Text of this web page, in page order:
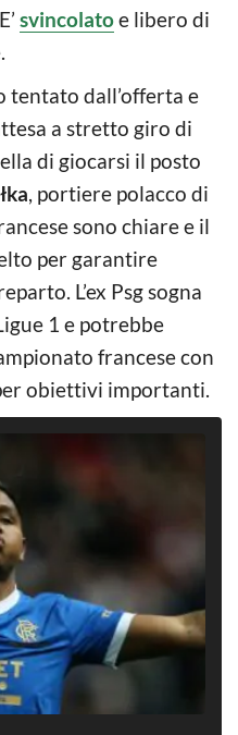
svincolatoe libero di
dall’offerta e
a stretto giro di
di giocarsi il posto
, portiere polacco di
sono chiare e il
per garantire
L’ex Psg sogna
1 e potrebbe
francese con
obiettivi importanti.